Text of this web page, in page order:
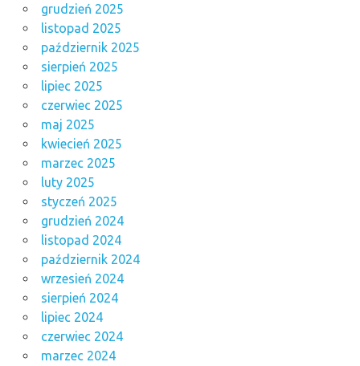
grudzień 2025
listopad 2025
październik 2025
sierpień 2025
lipiec 2025
czerwiec 2025
maj 2025
kwiecień 2025
marzec 2025
luty 2025
styczeń 2025
grudzień 2024
listopad 2024
październik 2024
wrzesień 2024
sierpień 2024
lipiec 2024
czerwiec 2024
marzec 2024